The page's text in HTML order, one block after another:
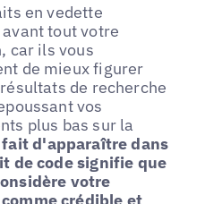
en vedette
tout votre
car ils vous
de mieux figurer
de recherche
vos
plus bas sur la
fait d'apparaître dans
de code signifie que
votre
crédible et